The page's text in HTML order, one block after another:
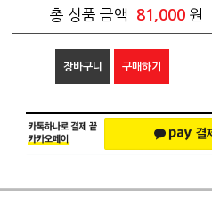
총 상품 금액 81,000 원
장바구니 구매하기